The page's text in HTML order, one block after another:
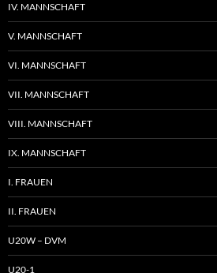
IV. MANNSCHAFT
V. MANNSCHAFT
VI. MANNSCHAFT
VII. MANNSCHAFT
VIII. MANNSCHAFT
IX. MANNSCHAFT
I. FRAUEN
II. FRAUEN
U20W – DVM
U20-1